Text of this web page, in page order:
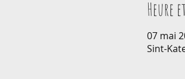
Heure
07 mai
Sint-